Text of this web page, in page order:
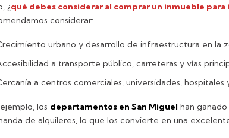
¿qué debes considerar al comprar un inmueble
considerar:
urbano y desarrollo de infraestructura en la
a transporte público, carreteras y vías
a centros comerciales, universidades, hospitales
los departamentos en San Miguel han
de alquileres, lo que los convierte en una